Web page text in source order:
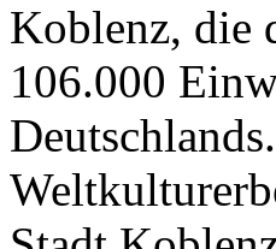
Koblenz, die
106.000